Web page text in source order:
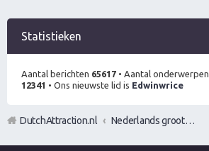
Statistieken
Aantal berichten 65617 • Aantal onderwerpen
12341 • Ons nieuwste lid is Edwinwrice
DutchAttraction.nl Nederlands grootste Dutch Attraction, Lifestyle, Vrouwen versieren en Pick-Up (PUA) Forum